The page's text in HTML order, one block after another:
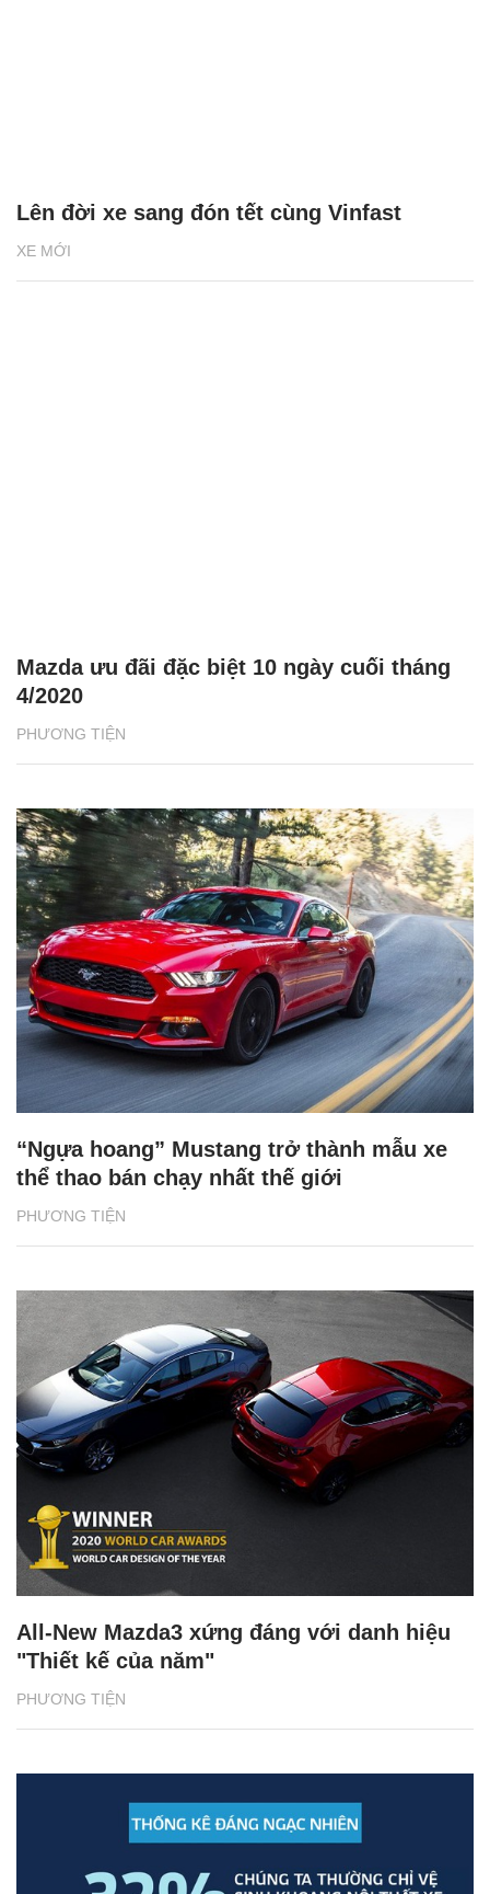
XE MỚI
Lên đời xe sang đón tết cùng Vinfast
PHƯƠNG TIỆN
Mazda ưu đãi đặc biệt 10 ngày cuối tháng
4/2020
PHƯƠNG TIỆN
“Ngựa hoang” Mustang trở thành mẫu xe
thể thao bán chạy nhất thế giới
PHƯƠNG TIỆN
All-New Mazda3 xứng đáng với danh hiệu
"Thiết kế của năm"